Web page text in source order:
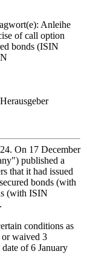
Anleihe
of call option
bonds (ISIN
On 17 December
published a
that it had issued
bonds (with
(with ISIN
conditions as
or waived 3
of 6 January